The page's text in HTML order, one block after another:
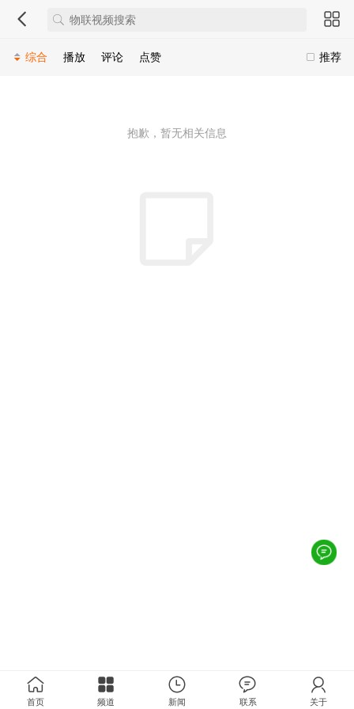
推荐
综合 播放 评论 点赞
抱歉，暂无相关信息
首页 频道 新闻 联系 关于